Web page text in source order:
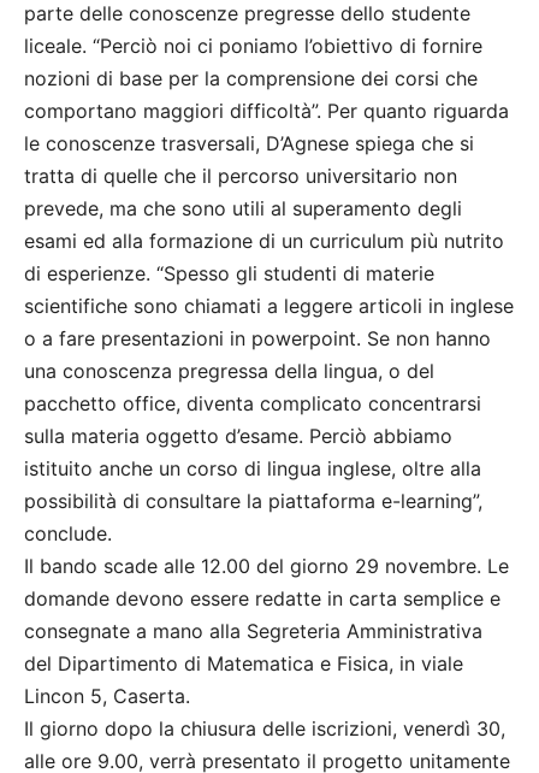
parte delle conoscenze pregresse dello studente
liceale. “Perciò noi ci poniamo l’obiettivo di fornire
nozioni di base per la comprensione dei corsi che
comportano maggiori difficoltà”. Per quanto riguarda
le conoscenze trasversali, D’Agnese spiega che si
tratta di quelle che il percorso universitario non
prevede, ma che sono utili al superamento degli
esami ed alla formazione di un curriculum più nutrito
di esperienze. “Spesso gli studenti di materie
scientifiche sono chiamati a leggere articoli in inglese
o a fare presentazioni in powerpoint. Se non hanno
una conoscenza pregressa della lingua, o del
pacchetto office, diventa complicato concentrarsi
sulla materia oggetto d’esame. Perciò abbiamo
istituito anche un corso di lingua inglese, oltre alla
possibilità di consultare la piattaforma e-learning”,
conclude.
Il bando scade alle 12.00 del giorno 29 novembre. Le
domande devono essere redatte in carta semplice e
consegnate a mano alla Segreteria Amministrativa
del Dipartimento di Matematica e Fisica, in viale
Lincon 5, Caserta.
Il giorno dopo la chiusura delle iscrizioni, venerdì 30,
alle ore 9.00, verrà presentato il progetto unitamente